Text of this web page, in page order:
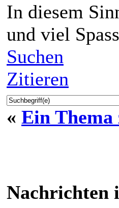
In diesem
und viel
Suchen
Zitieren
« Ein
Nachrichten